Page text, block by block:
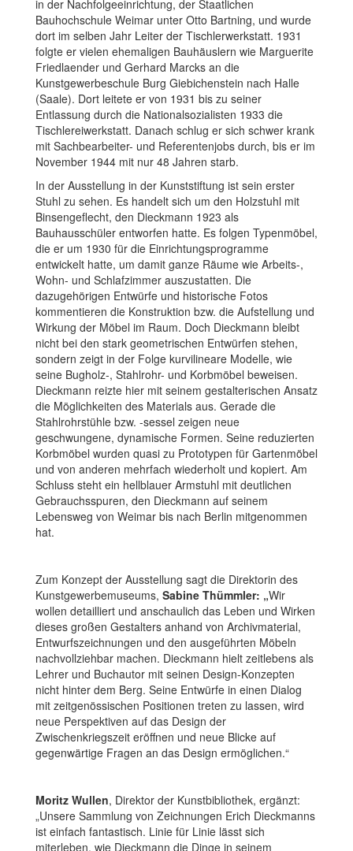
in der Nachfolgeeinrichtung, der Staatlichen
Bauhochschule Weimar unter Otto Bartning, und wurde
dort im selben Jahr Leiter der Tischlerwerkstatt. 1931
folgte er vielen ehemaligen Bauhäuslern wie Marguerite
Friedlaender und Gerhard Marcks an die
Kunstgewerbeschule Burg Giebichenstein nach Halle
(Saale). Dort leitete er von 1931 bis zu seiner
Entlassung durch die Nationalsozialisten 1933 die
Tischlereiwerkstatt. Danach schlug er sich schwer krank
mit Sachbearbeiter- und Referentenjobs durch, bis er im
November 1944 mit nur 48 Jahren starb.
In der Ausstellung in der Kunststiftung ist sein erster
Stuhl zu sehen. Es handelt sich um den Holzstuhl mit
Binsengeflecht, den Dieckmann 1923 als
Bauhausschüler entworfen hatte. Es folgen Typenmöbel,
die er um 1930 für die Einrichtungsprogramme
entwickelt hatte, um damit ganze Räume wie Arbeits-,
Wohn- und Schlafzimmer auszustatten. Die
dazugehörigen Entwürfe und historische Fotos
kommentieren die Konstruktion bzw. die Aufstellung und
Wirkung der Möbel im Raum. Doch Dieckmann bleibt
nicht bei den stark geometrischen Entwürfen stehen,
sondern zeigt in der Folge kurvilineare Modelle, wie
seine Bugholz-, Stahlrohr- und Korbmöbel beweisen.
Dieckmann reizte hier mit seinem gestalterischen Ansatz
die Möglichkeiten des Materials aus. Gerade die
Stahlrohrstühle bzw. -sessel zeigen neue
geschwungene, dynamische Formen. Seine reduzierten
Korbmöbel wurden quasi zu Prototypen für Gartenmöbel
und von anderen mehrfach wiederholt und kopiert. Am
Schluss steht ein hellblauer Armstuhl mit deutlichen
Gebrauchsspuren, den Dieckmann auf seinem
Lebensweg von Weimar bis nach Berlin mitgenommen
hat.
Zum Konzept der Ausstellung sagt die Direktorin des
Kunstgewerbemuseums, Sabine Thümmler: „Wir
wollen detailliert und anschaulich das Leben und Wirken
dieses großen Gestalters anhand von Archivmaterial,
Entwurfszeichnungen und den ausgeführten Möbeln
nachvollziehbar machen. Dieckmann hielt zeitlebens als
Lehrer und Buchautor mit seinen Design-Konzepten
nicht hinter dem Berg. Seine Entwürfe in einen Dialog
mit zeitgenössischen Positionen treten zu lassen, wird
neue Perspektiven auf das Design der
Zwischenkriegszeit eröffnen und neue Blicke auf
gegenwärtige Fragen an das Design ermöglichen.“
Moritz Wullen, Direktor der Kunstbibliothek, ergänzt:
„Unsere Sammlung von Zeichnungen Erich Dieckmanns
ist einfach fantastisch. Linie für Linie lässt sich
miterleben, wie Dieckmann die Dinge in seinem